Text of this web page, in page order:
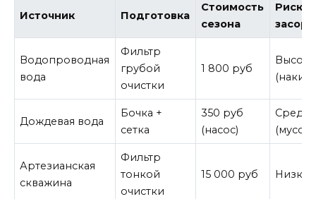
Источник Подготовка
Стоимость
сезона
Риск
Водопроводная
вода
Фильтр
грубой
очистки
1 800 руб
Дождевая вода
Бочка +
сетка
350 руб
(насос)
(мусор)
Артезианская
скважина
Фильтр
тонкой
очистки
15 000 руб